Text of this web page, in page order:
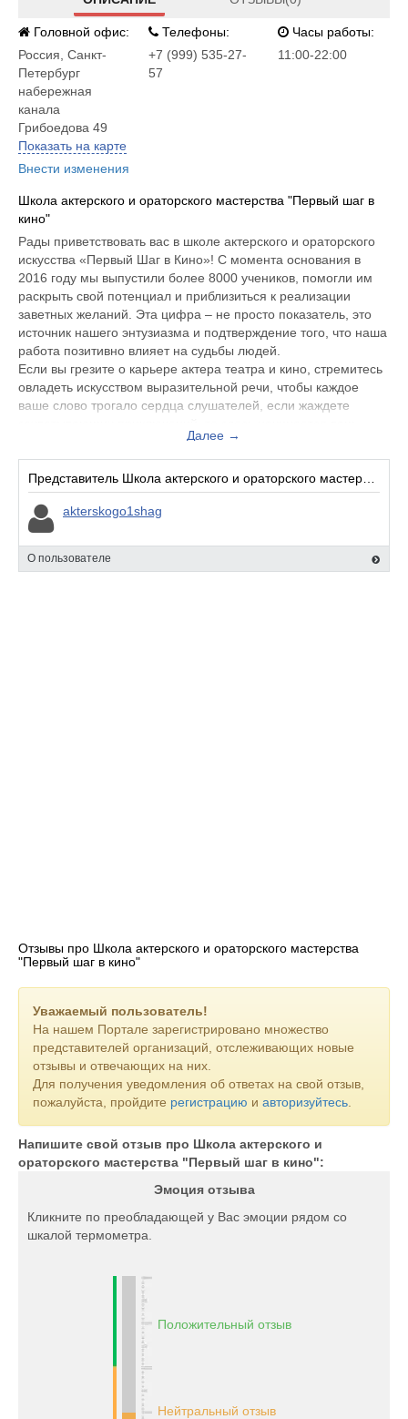
Головной офис:
Россия Санкт-
Петербург
набережная
канала
Грибоедова 49
Показать на карте
Внести изменения
Телефоны:
+7 (999) 535-27-
57
Часы работы:
11:00-22:00
Школа актерского и ораторского мастерства "Первый шаг в
кино"
Рады приветствовать вас в школе актерского и ораторского
искусства «Первый Шаг в Кино»! С момента основания в
2016 году мы выпустили более 8000 учеников, помогли им
раскрыть свой потенциал и приблизиться к реализации
заветных желаний. Эта цифра – не просто показатель, это
источник нашего энтузиазма и подтверждение того, что наша
работа позитивно влияет на судьбы людей.
Если вы грезите о карьере актера театра и кино, стремитесь
овладеть искусством выразительной речи, чтобы каждое
ваше слово трогало сердца слушателей, если жаждете
Далее →
akterskogo1shag
О пользователе
Отзывы про Школа актерского и ораторского мастерства
"Первый шаг в кино"
Уважаемый пользователь!
На нашем Портале зарегистрировано множество
представителей организаций, отслеживающих новые
отзывы и отвечающих на них.
Для получения уведомления об ответах на свой отзыв,
пожалуйста, пройдите регистрацию и авторизуйтесь
Напишите свой отзыв про Школа актерского и
ораторского мастерства "Первый шаг в кино":
Эмоция отзыва
Кликните по преобладающей у Вас эмоции рядом со
шкалой термометра.
Положительный отзыв
Нейтральный отзыв